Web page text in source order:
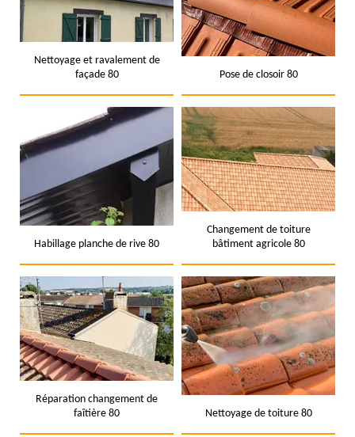
Nettoyage et ravalement de
façade 80
Pose de closoir 80
Habillage planche de rive 80
Changement de toiture
bâtiment agricole 80
Réparation changement de
faîtière 80
Nettoyage de toiture 80